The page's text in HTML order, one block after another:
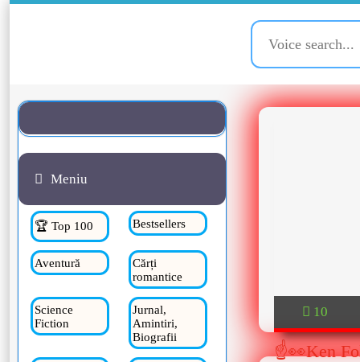
10
☝👀Ken
Meniu
🏆 Top 100 Bestsellers
Aventură
Cărți
romantice
Science
Fiction
Jurnal,
Amintiri,
Biografii